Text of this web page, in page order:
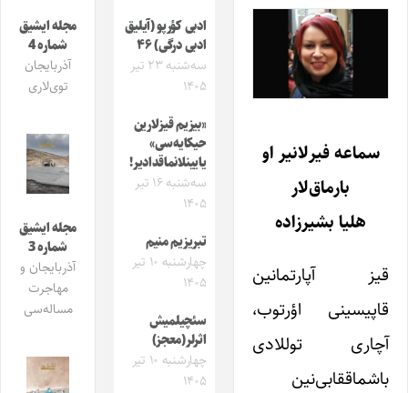
سماعه فیرلانیر او
بارماق‌لار
هلیا بشیرزاده
قیز آپارتمانین
قاپیسینی اؤرتوب،
آچاری توللادی
باشماققابی‌نین
ادبی کؤرپو (آیلیق
ادبی درگی) ۴۶
سه‌شنبه ۲۳ تیر
۱۴۰۵
«بیزیم قیزلارین
حیکایه‌سی»
یایینلانماقدادیر!
سه‌شنبه ۱۶ تیر
۱۴۰۵
تبریزیم منیم
چهارشنبه ۱۰ تیر
۱۴۰۵
سئچیلمیش
اثرلر(معجز)
چهارشنبه ۱۰ تیر
۱۴۰۵
مجله ایشیق
شماره 4
آذربایجان
توی‌لاری
مجله ایشیق
شماره 3
آذربایجان و
مهاجرت
مساله‌سی